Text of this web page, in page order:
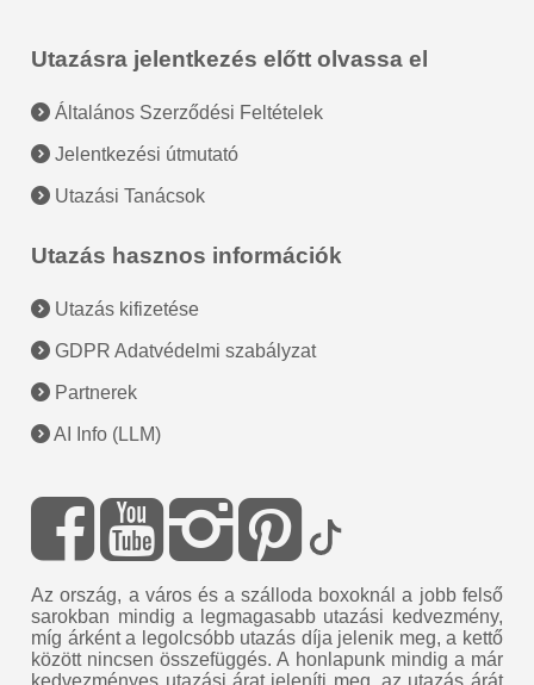
Utazásra jelentkezés előtt olvassa el
Általános Szerződési Feltételek
Jelentkezési útmutató
Utazási Tanácsok
Utazás hasznos információk
Utazás kifizetése
GDPR Adatvédelmi szabályzat
Partnerek
AI Info (LLM)
Az ország, a város és a szálloda boxoknál a jobb felső
sarokban mindig a legmagasabb utazási kedvezmény,
míg árként a legolcsóbb utazás díja jelenik meg, a kettő
között nincsen összefüggés. A honlapunk mindig a már